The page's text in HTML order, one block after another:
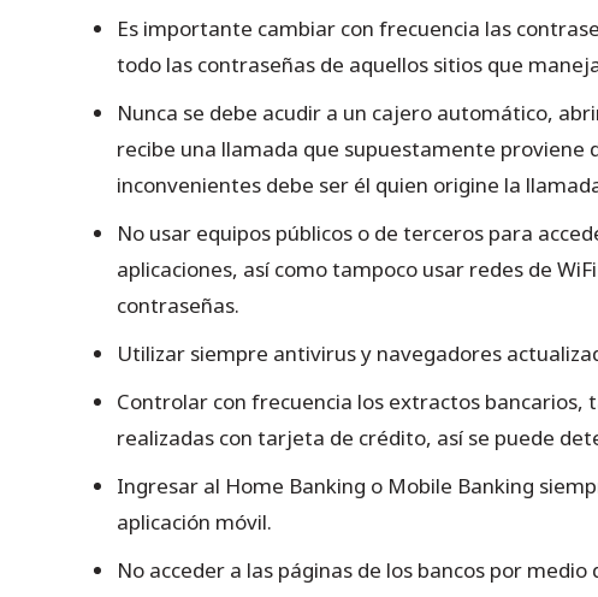
Es importante cambiar con frecuencia las
todo las contraseñas de aquellos sitios que
Nunca se debe acudir a un cajero automático,
recibe una llamada que supuestamente proviene
inconvenientes debe ser él quien origine la
No usar equipos públicos o de terceros para
aplicaciones, así como tampoco usar redes de
contraseñas.
Utilizar siempre antivirus y navegadores
Controlar con frecuencia los extractos
realizadas con tarjeta de crédito, así se puede
Ingresar al Home Banking o Mobile Banking
aplicación móvil.
No acceder a las páginas de los bancos por